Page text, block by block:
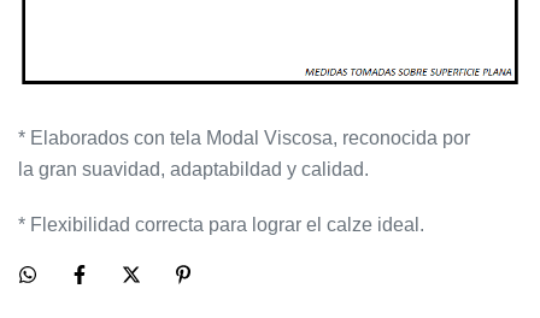
* Elaborados con tela Modal Viscosa, reconocida por
la gran suavidad, adaptabildad y calidad.
* Flexibilidad correcta para lograr el calze ideal.